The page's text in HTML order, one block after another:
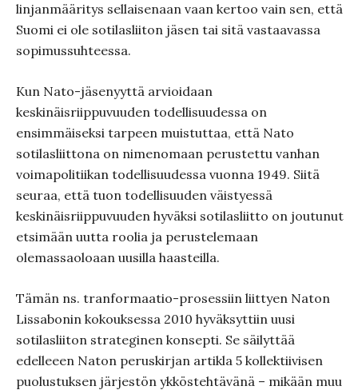
linjanmääritys sellaisenaan vaan kertoo vain sen, että
Suomi ei ole sotilasliiton jäsen tai sitä vastaavassa
sopimussuhteessa.
Kun Nato-jäsenyyttä arvioidaan
keskinäisriippuvuuden todellisuudessa on
ensimmäiseksi tarpeen muistuttaa, että Nato
sotilasliittona on nimenomaan perustettu vanhan
voimapolitiikan todellisuudessa vuonna 1949. Siitä
seuraa, että tuon todellisuuden väistyessä
keskinäisriippuvuuden hyväksi sotilasliitto on joutunut
etsimään uutta roolia ja perustelemaan
olemassaoloaan uusilla haasteilla.
Tämän ns. tranformaatio-prosessiin liittyen Naton
Lissabonin kokouksessa 2010 hyväksyttiin uusi
sotilasliiton strateginen konsepti. Se säilyttää
edelleeen Naton peruskirjan artikla 5 kollektiivisen
puolustuksen järjestön ykköstehtävänä – mikään muu